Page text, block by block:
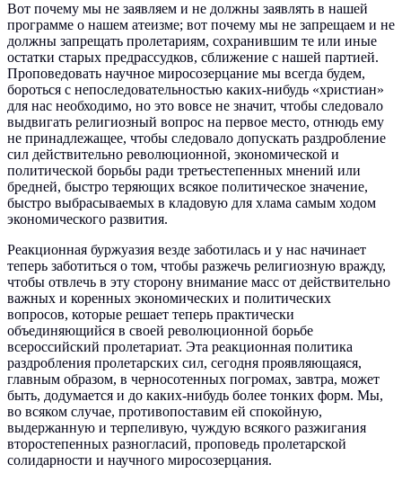
Вот почему мы не заявляем и не должны заявлять в нашей
программе о нашем атеизме; вот почему мы не запрещаем и не
должны запрещать пролетариям, сохранившим те или иные
остатки старых предрассудков, сближение с нашей партией.
Проповедовать научное миросозерцание мы всегда будем,
бороться с непоследовательностью каких-нибудь «христиан»
для нас необходимо, но это вовсе не значит, чтобы следовало
выдвигать религиозный вопрос на первое место, отнюдь ему
не принадлежащее, чтобы следовало допускать раздробление
сил действительно революционной, экономической и
политической борьбы ради третьестепенных мнений или
бредней, быстро теряющих всякое политическое значение,
быстро выбрасываемых в кладовую для хлама самым ходом
экономического развития.
Реакционная буржуазия везде заботилась и у нас начинает
теперь заботиться о том, чтобы разжечь религиозную вражду,
чтобы отвлечь в эту сторону внимание масс от действительно
важных и коренных экономических и политических
вопросов, которые решает теперь практически
объединяющийся в своей революционной борьбе
всероссийский пролетариат. Эта реакционная политика
раздробления пролетарских сил, сегодня проявляющаяся,
главным образом, в черносотенных погромах, завтра, может
быть, додумается и до каких-нибудь более тонких форм. Мы,
во всяком случае, противопоставим ей спокойную,
выдержанную и терпеливую, чуждую всякого разжигания
второстепенных разногласий, проповедь пролетарской
солидарности и научного миросозерцания.